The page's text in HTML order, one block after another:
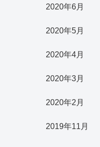
2020年6月
2020年5月
2020年4月
2020年3月
2020年2月
2019年11月